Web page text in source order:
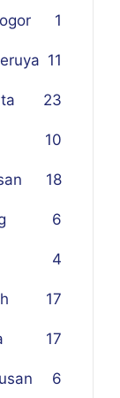
1
11
23
10
18
6
4
17
17
6